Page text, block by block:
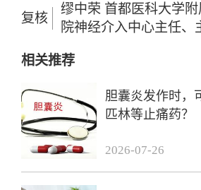
复核
缪中荣 首都医科大学
院神经介入中心主任、
相关推荐
胆囊炎发作时，
匹林等止痛药？
2026-07-26